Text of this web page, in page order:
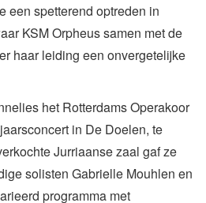
een spetterend optreden in
KSM Orpheus samen met de
haar leiding een onvergetelijke
het Rotterdams Operakoor
in De Doelen, te
Jurriaanse zaal gaf ze
solisten Gabrielle Mouhlen en
programma met